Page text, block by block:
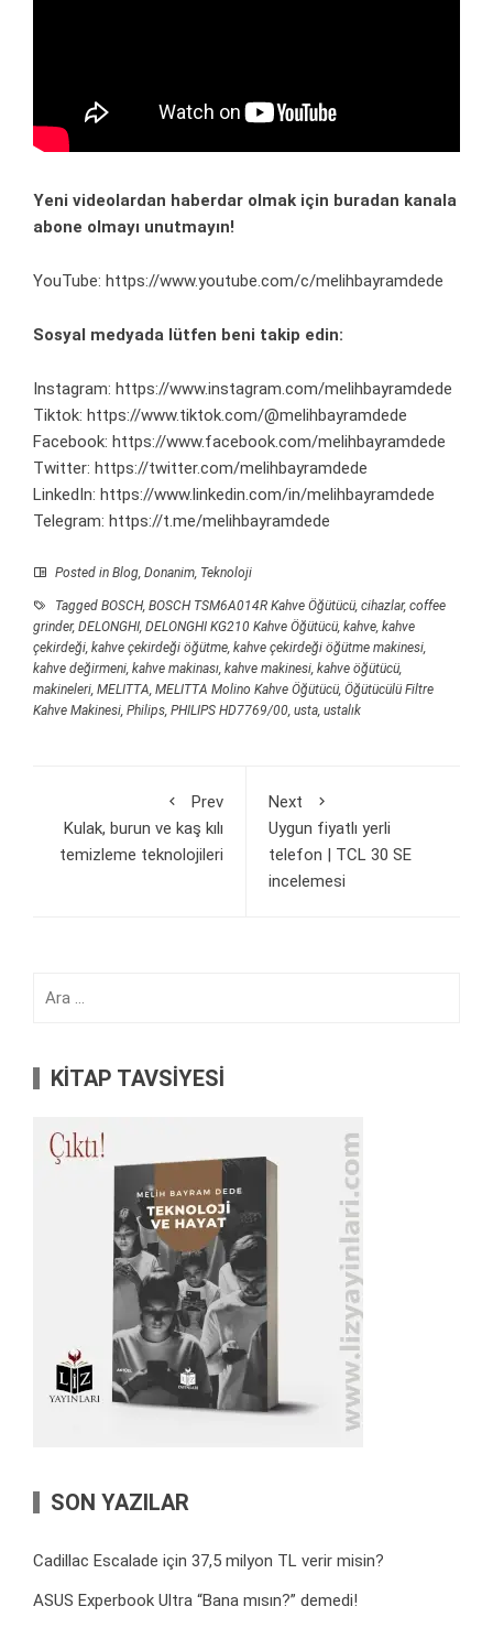
Yeni videolardan haberdar olmak için buradan kanala
abone olmayı unutmayın!
YouTube: https://www.youtube.com/c/melihbayramdede
Sosyal medyada lütfen beni takip edin:
Instagram: https://www.instagram.com/melihbayramdede
Tiktok: https://www.tiktok.com/@melihbayramdede
Facebook: https://www.facebook.com/melihbayramdede
Twitter: https://twitter.com/melihbayramdede
LinkedIn: https://www.linkedin.com/in/melihbayramdede
Telegram: https://t.me/melihbayramdede
Posted in Blog Donanim Teknoloji
Tagged BOSCH BOSCH TSM6A014R Kahve Öğütücü cihazlar, coffee
grinder, DELONGHI DELONGHI KG210 Kahve Öğütücü kahve kahve
çekirdeği kahve çekirdeği öğütme kahve çekirdeği öğütme makinesi
kahve değirmeni kahve makinası kahve makinesi kahve öğütücü
makineleri MELITTA MELITTA Molino Kahve Öğütücü Öğütücülü Filtre
Kahve Makinesi Philips PHILIPS HD7769/00 usta ustalık
Prev
Kulak, burun ve kaş kılı
temizleme teknolojileri
Next
Uygun fiyatlı yerli
telefon | TCL 30 SE
incelemesi
KİTAP TAVSİYESİ
SON YAZILAR
Cadillac Escalade için 37,5 milyon TL verir misin?
ASUS Experbook Ultra “Bana mısın?” demedi!